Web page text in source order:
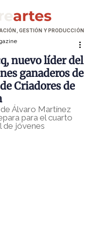
GESTIÓN Y PRODUCCIÓN
nuevo líder del
ganaderos de
Criadores de
Álvaro Martínez
para el cuarto
de jóvenes